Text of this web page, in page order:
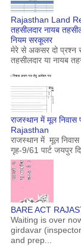
Rajasthan Land
तहसीलदार नायब
नियम सरकूलर
मेरे से अकसर दो प्रश्न
तहसीलदार या नायब
राजस्थान में मूल
Rajasthan
राजस्थान में मूल
गृह-9/61 पार्ट जयपुर
BARE ACT
Waiting is over
girdavar
and prep...